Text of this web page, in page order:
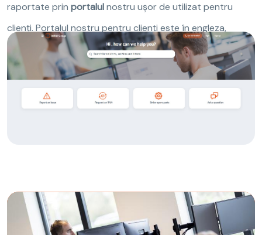
raportate prin portalulnostru ușor de utilizat pentru
clienți. Portalul nostru pentru clienți este în engleza,
germană și olandeză.